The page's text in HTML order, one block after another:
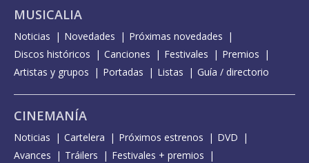
MUSICALIA
Noticias Novedades
Próximas novedades
Discos históricos
Canciones Festivales
Premios
Artistas y grupos
Portadas Listas Guía / directorio
CINEMANÍA
Noticias Cartelera Próximos estrenos
DVD
Avances
Tráilers
Festivales + premios